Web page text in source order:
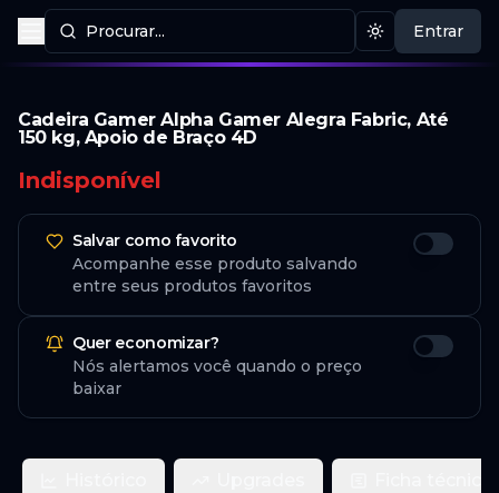
Procurar...
Procurar produtos Mudar tema
Entrar
Cadeira Gamer Alpha Gamer Alegra Fabric, Até
150 kg, Apoio de Braço 4D
Indisponível
Salvar como favorito
Acompanhe esse produto salvando
entre seus produtos favoritos
Quer economizar?
Nós alertamos você quando o preço
baixar